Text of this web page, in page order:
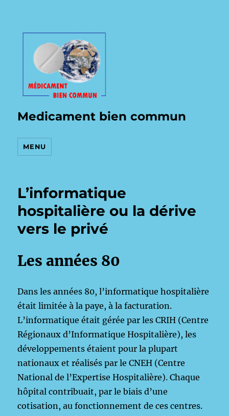
Medicament bien commun
MENU
L’informatique
hospitalière ou la dérive
vers le privé
Les années 80
Dans les années 80, l’informatique hospitalière
était limitée à la paye, à la facturation.
L’informatique était gérée par les CRIH (Centre
Régionaux d’Informatique Hospitalière), les
développements étaient pour la plupart
nationaux et réalisés par le CNEH (Centre
National de l’Expertise Hospitalière). Chaque
hôpital contribuait, par le biais d’une
cotisation, au fonctionnement de ces centres.